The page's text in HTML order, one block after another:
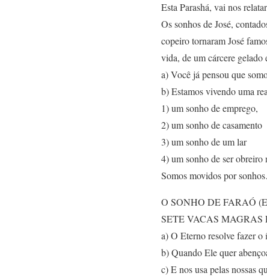
Esta Parashá, vai nos
Os sonhos de José,
copeiro tornaram José
vida, de um cárcere
a) Você já pensou que
b) Estamos vivendo uma
1) um sonho de emprego,
2) um sonho de casamento
3) um sonho de um lar
4) um sonho de ser obreiro
Somos movidos por
O SONHO DE FARAÓ
SETE VACAS MAGRAS
a) O Eterno resolve fazer o
b) Quando Ele quer
c) E nos usa pelas nossas